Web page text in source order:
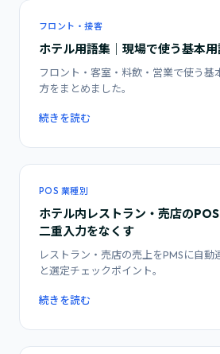
フロント・接客
ホテル用語集｜現場で使う基本
フロント・客室・料飲・営業で使う基
方をまとめました。
続きを読む
POS 業種別
ホテル内レストラン・売店の
二重入力をなくす
レストラン・売店の売上をPMSに自動
と選定チェックポイント。
続きを読む